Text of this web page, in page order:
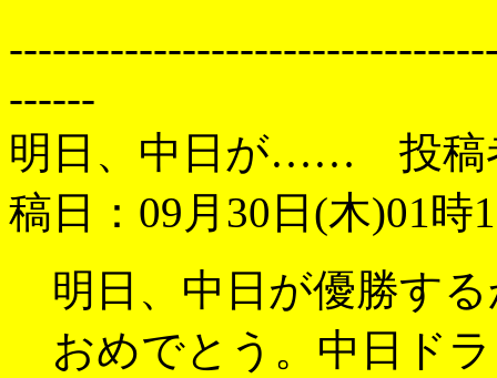
------
明日、中日が…… 投稿
稿日：09月30日(木)01時
明日、中日が優勝す
おめでとう。中日ド